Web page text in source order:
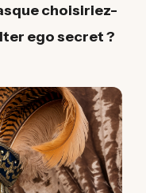
choisiriez-
ego secret ?